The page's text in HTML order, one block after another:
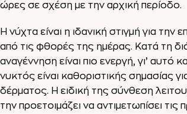
ώρες σε σχέση με την αρχική περίοδο.
Η νύχτα είναι η ιδανική στιγμή για την
από τις φθορές της ημέρας. Κατά τη
αναγέννηση είναι πιο ενεργή, γι’ αυτό
νυκτός είναι καθοριστικής σημασίας
δέρματος. Η ειδική της σύνθεση
την προετοιμάζει να αντιμετωπίσει